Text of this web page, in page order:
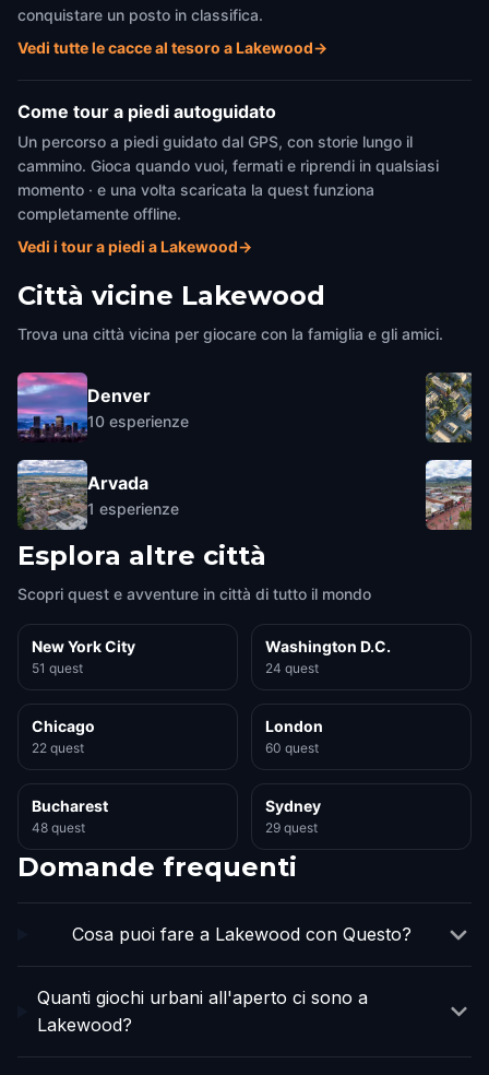
conquistare un posto in classifica.
Vedi tutte le cacce al tesoro a Lakewood→
Come tour a piedi autoguidato
Un percorso a piedi guidato dal GPS, con storie lungo il
cammino. Gioca quando vuoi, fermati e riprendi in qualsiasi
momento · e una volta scaricata la quest funziona
completamente offline.
Vedi i tour a piedi a Lakewood→
Città vicine Lakewood
Trova una città vicina per giocare con la famiglia e gli amici.
Denver
10 esperienze
Arvada
1 esperienze
Esplora altre città
Scopri quest e avventure in città di tutto il mondo
New York City
51 quest
Washington D.C.
24 quest
Chicago
22 quest
London
60 quest
Bucharest
48 quest
Sydney
29 quest
Domande frequenti
Cosa puoi fare a Lakewood con Questo?
Quanti giochi urbani all'aperto ci sono a
Lakewood?